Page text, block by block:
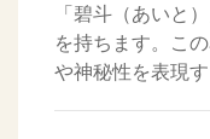
「碧斗（あいと
を持ちます。こ
や神秘性を表現